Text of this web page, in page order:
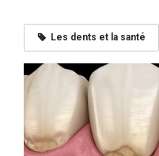
Les dents et la santé